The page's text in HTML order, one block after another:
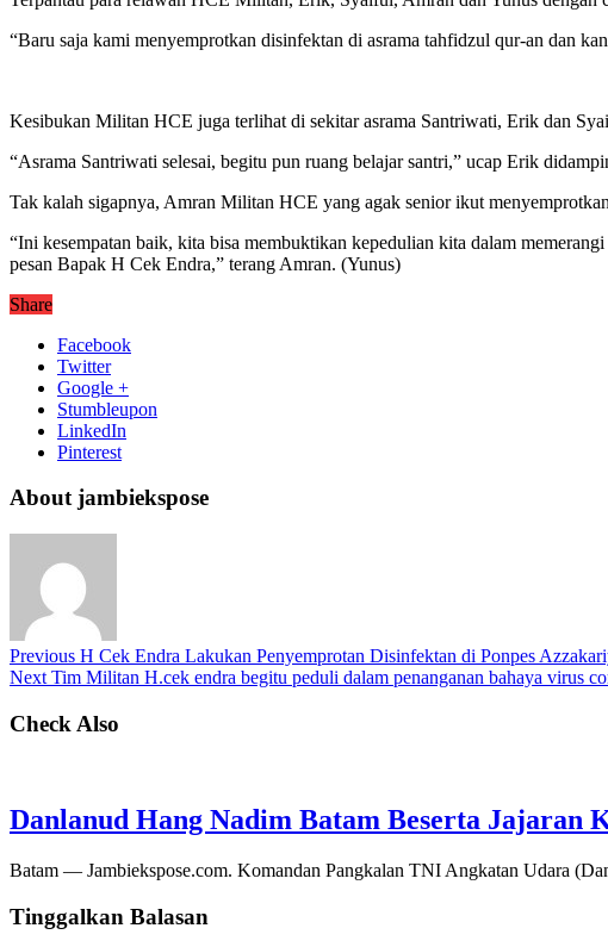
“Baru saja kami menyemprotkan disinfektan di asrama tahfidzul qur-an dan
Kesibukan Militan HCE juga terlihat di sekitar asrama Santriwati, Erik dan
“Asrama Santriwati selesai, begitu pun ruang belajar santri,” ucap Erik
Tak kalah sigapnya, Amran Militan HCE yang agak senior ikut
“Ini kesempatan baik, kita bisa membuktikan kepedulian kita dalam
pesan Bapak H Cek Endra,” terang Amran. (Yunus)
Share
Facebook
Twitter
Google +
Stumbleupon
LinkedIn
Pinterest
About jambiekspose
Previous H Cek Endra Lakukan Penyemprotan Disinfektan di Ponpes
Next Tim Militan H.cek endra begitu peduli dalam penanganan bahaya virus
Check Also
Danlanud Hang Nadim Batam Beserta Jajaran
Batam — Jambiekspose.com. Komandan Pangkalan TNI Angkatan Udara
Tinggalkan Balasan